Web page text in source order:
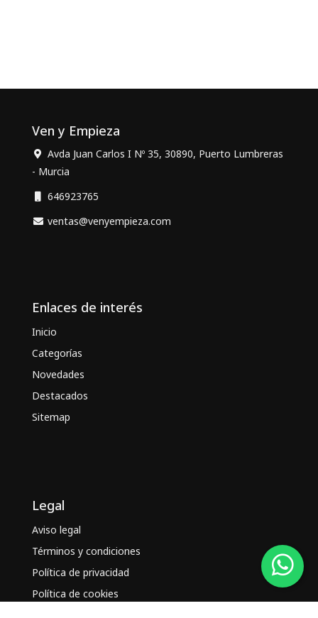
Ven y Empieza
Avda Juan Carlos I Nº 35, 30890, Puerto Lumbreras
- Murcia
646923765
ventas@venyempieza.com
Enlaces de interés
Inicio
Categorías
Novedades
Destacados
Sitemap
Legal
Aviso legal
Términos y condiciones
Política de privacidad
Política de cookies